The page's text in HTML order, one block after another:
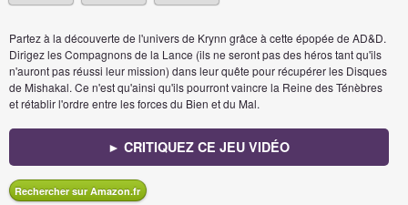
Partez à la découverte de l'univers de Krynn grâce à cette épopée de AD&D.
Dirigez les Compagnons de la Lance (ils ne seront pas des héros tant qu'ils
n'auront pas réussi leur mission) dans leur quête pour récupérer les Disques
de Mishakal. Ce n'est qu'ainsi qu'ils pourront vaincre la Reine des Ténèbres
et rétablir l'ordre entre les forces du Bien et du Mal.
► CRITIQUEZ CE JEU VIDÉO
Rechercher sur Amazon.fr